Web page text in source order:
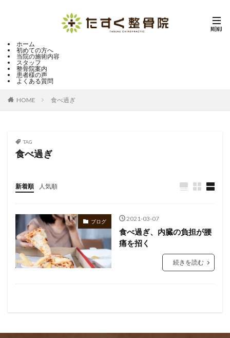
ホーム
初めての方へ
当院の施術内容
スタッフ
整骨院案内
患者様の声
よくある質問
HOME 食べ過ぎ
TAG
食べ過ぎ
新着順 人気順
ブログ 2021-03-07
食べ過ぎ、内臓の負担が腰
痛を招く
続きを読む